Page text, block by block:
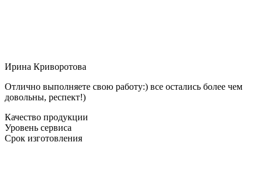
Ирина Криворотова
Отлично выполняете свою работу:) все остались более чем
довольны, респект!)
Качество продукции
Уровень сервиса
Срок изготовления